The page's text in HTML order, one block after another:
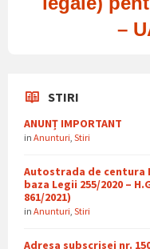
–
STIRI
ANUNȚ IMPORTANT
in Anunturi Stiri
Autostrada de centura
baza Legii 255/2020 –
861/2021)
in Anunturi Stiri
Adresa subscrisei nr.